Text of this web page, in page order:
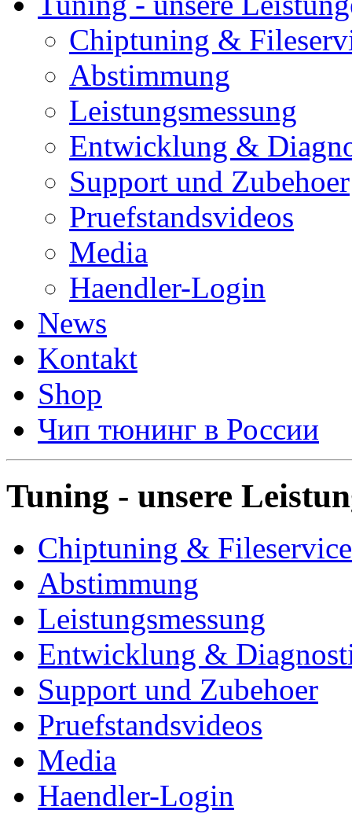
Chiptuning &
Abstimmung
Leistungsmessung
Entwicklung &
Support und Zubehoer
Pruefstandsvideos
Media
Haendler-Login
News
Kontakt
Shop
Чип тюнинг в России
Tuning - unsere
Chiptuning & Fileservice
Abstimmung
Leistungsmessung
Entwicklung &
Support und Zubehoer
Pruefstandsvideos
Media
Haendler-Login